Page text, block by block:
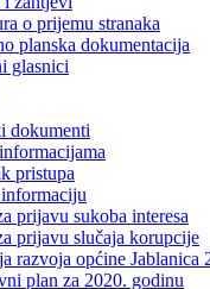
o prijemu stranaka
planska dokumentacija
glasnici
dokumenti
pristupa
prijavu sukoba interesa
prijavu slučaja korupcije
razvoja općine Jablanica
plan za 2020. godinu